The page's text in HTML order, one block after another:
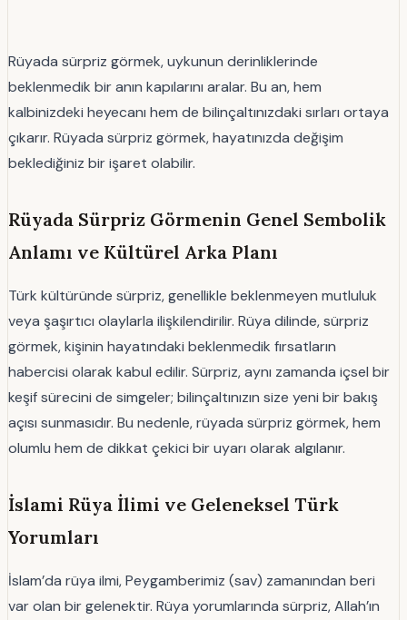
Rüyada sürpriz görmek, uykunun derinliklerinde
beklenmedik bir anın kapılarını aralar. Bu an, hem
kalbinizdeki heyecanı hem de bilinçaltınızdaki sırları ortaya
çıkarır. Rüyada sürpriz görmek, hayatınızda değişim
beklediğiniz bir işaret olabilir.
Rüyada Sürpriz Görmenin Genel Sembolik
Anlamı ve Kültürel Arka Planı
Türk kültüründe sürpriz, genellikle beklenmeyen mutluluk
veya şaşırtıcı olaylarla ilişkilendirilir. Rüya dilinde, sürpriz
görmek, kişinin hayatındaki beklenmedik fırsatların
habercisi olarak kabul edilir. Sürpriz, aynı zamanda içsel bir
keşif sürecini de simgeler; bilinçaltınızın size yeni bir bakış
açısı sunmasıdır. Bu nedenle, rüyada sürpriz görmek, hem
olumlu hem de dikkat çekici bir uyarı olarak algılanır.
İslami Rüya İlimi ve Geleneksel Türk
Yorumları
İslam’da rüya ilmi, Peygamberimiz (sav) zamanından beri
var olan bir gelenektir. Rüya yorumlarında sürpriz, Allah’ın